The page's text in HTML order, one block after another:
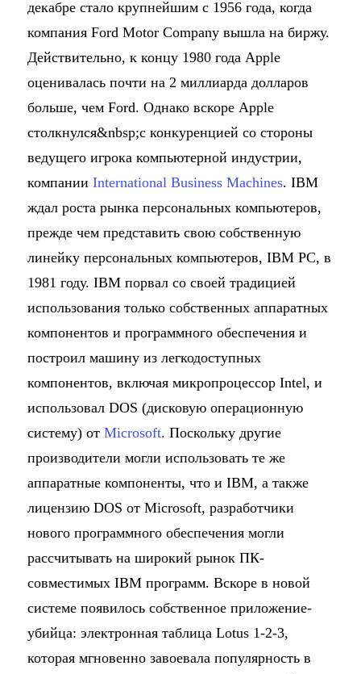
декабре стало крупнейшим с 1956 года, когда
компания Ford Motor Company вышла на биржу.
Действительно, к концу 1980 года Apple
оценивалась почти на 2 миллиарда долларов
больше, чем Ford. Однако вскоре Apple
столкнулся&nbsp;с конкуренцией со стороны
ведущего игрока компьютерной индустрии,
компании International Business Machines. IBM
ждал роста рынка персональных компьютеров,
прежде чем представить свою собственную
линейку персональных компьютеров, IBM PC, в
1981 году. IBM порвал со своей традицией
использования только собственных аппаратных
компонентов и программного обеспечения и
построил машину из легкодоступных
компонентов, включая микропроцессор Intel, и
использовал DOS (дисковую операционную
систему) от Microsoft. Поскольку другие
производители могли использовать те же
аппаратные компоненты, что и IBM, а также
лицензию DOS от Microsoft, разработчики
нового программного обеспечения могли
рассчитывать на широкий рынок ПК-
совместимых IBM программ. Вскоре в новой
системе появилось собственное приложение-
убийца: электронная таблица Lotus 1-2-3,
которая мгновенно завоевала популярность в